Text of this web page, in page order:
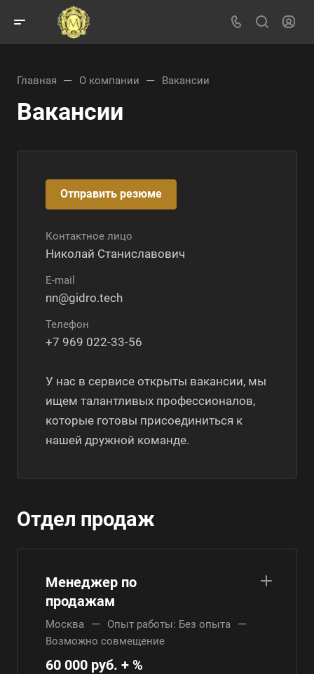
Главная — О компании — Вакансии
Вакансии
Отправить резюме
Контактное лицо
Николай Станиславович
E-mail
nn@gidro.tech
Телефон
+7 969 022-33-56
У нас в сервисе открыты вакансии, мы
ищем талантливых профессионалов,
которые готовы присоединиться к
нашей дружной команде.
Отдел продаж
Менеджер по
продажам
Москва — Опыт работы: Без опыта —
Возможно совмещение
60 000 руб. + %